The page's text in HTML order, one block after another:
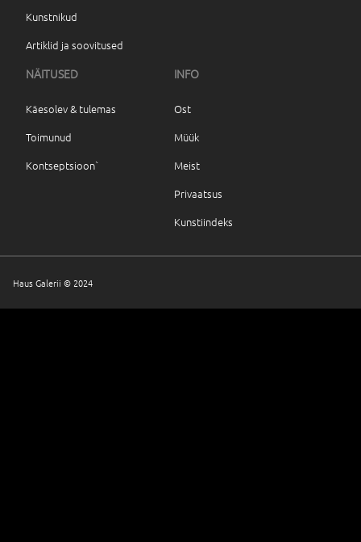
Kunstnikud
Artiklid ja soovitused
NÄITUSED
Käesolev & tulemas
Toimunud
Kontseptsioon`
INFO
Ost
Müük
Meist
Privaatsus
Kunstiindeks
Haus Galerii © 2024